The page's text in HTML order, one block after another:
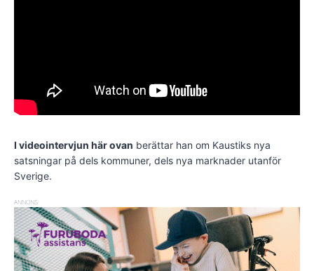
I videointervjun här ovan berättar han om Kaustiks nya
satsningar på dels kommuner, dels nya marknader utanför
Sverige.
ANNONS